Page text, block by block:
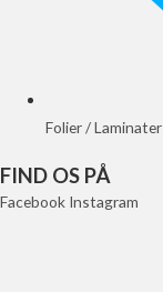
Folier / Laminater
FIND OS PÅ
Facebook Instagram